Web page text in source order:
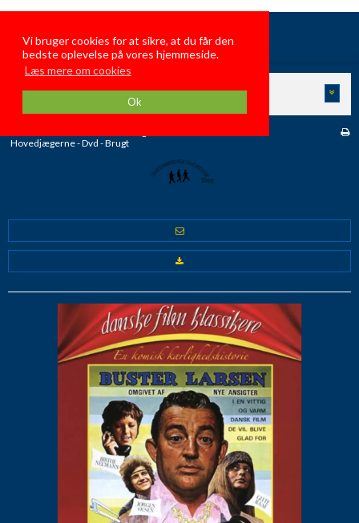
Vi bruger cookies for at sikre, at du får den
bedste oplevelse på vores hjemmeside.
Læs mere om cookies
Ok
GamleDanskeFilmFamiliehygge
KATEGORIER
Hovedjægerne - Dvd - Brugt